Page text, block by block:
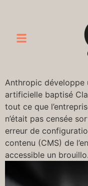
Anthropic développe
artificielle baptisé
tout ce que
n’était pas censée
erreur de
contenu (CMS) de
accessible un